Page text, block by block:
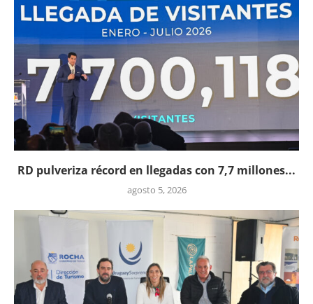
RD pulveriza récord en llegadas con 7,7 millones...
agosto 5, 2026